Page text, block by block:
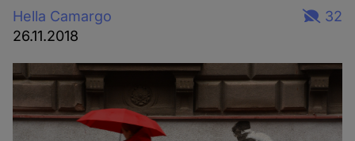
Hella Camargo
26.11.2018
32